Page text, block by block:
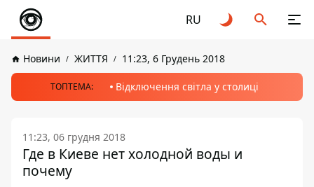
RU
Новини ЖИТТЯ 11:23, 6 Грудень 2018
ТОПТЕМА: Відключення світла у столиці
11:23, 06 грудня 2018
Где в Киеве нет холодной воды и
почему